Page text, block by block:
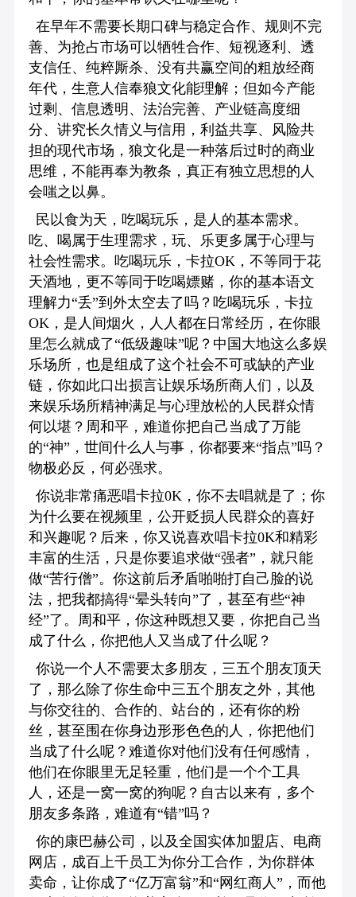
在早年不需要长期口碑与稳定合作、规则不完
善、为抢占市场可以牺牲合作、短视逐利、透
支信任、纯粹厮杀、没有共赢空间的粗放经商
年代，生意人信奉狼文化能理解；但如今产能
过剩、信息透明、法治完善、产业链高度细
分、讲究长久情义与信用，利益共享、风险共
担的现代市场，狼文化是一种落后过时的商业
思维，不能再奉为教条，真正有独立思想的人
会嗤之以鼻。
民以食为天，吃喝玩乐，是人的基本需求。
吃、喝属于生理需求，玩、乐更多属于心理与
社会性需求。吃喝玩乐，卡拉OK，不等同于花
天酒地，更不等同于吃喝嫖赌，你的基本语文
理解力“丢”到外太空去了吗？吃喝玩乐，卡拉
OK，是人间烟火，人人都在日常经历，在你眼
里怎么就成了“低级趣味”呢？中国大地这么多娱
乐场所，也是组成了这个社会不可或缺的产业
链，你如此口出损言让娱乐场所商人们，以及
来娱乐场所精神满足与心理放松的人民群众情
何以堪？周和平，难道你把自己当成了万能
的“神”，世间什么人与事，你都要来“指点”吗？
物极必反，何必强求。
你说非常痛恶唱卡拉0K，你不去唱就是了；你
为什么要在视频里，公开贬损人民群众的喜好
和兴趣呢？后来，你又说喜欢唱卡拉0K和精彩
丰富的生活，只是你要追求做“强者”，就只能
做“苦行僧”。你这前后矛盾啪啪打自己脸的说
法，把我都搞得“晕头转向”了，甚至有些“神
经”了。周和平，你这种既想又要，你把自己当
成了什么，你把他人又当成了什么呢？
你说一个人不需要太多朋友，三五个朋友顶天
了，那么除了你生命中三五个朋友之外，其他
与你交往的、合作的、站台的，还有你的粉
丝，甚至围在你身边形形色色的人，你把他们
当成了什么呢？难道你对他们没有任何感情，
他们在你眼里无足轻重，他们是一个个工具
人，还是一窝一窝的狗呢？自古以来有，多个
朋友多条路，难道有“错”吗？
你的康巴赫公司，以及全国实体加盟店、电商
网店，成百上千员工为你分工合作，为你群体
卖命，让你成了“亿万富翁”和“网红商人”，而他